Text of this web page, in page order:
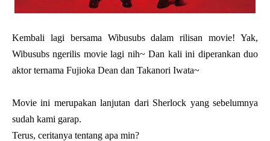
Kembali lagi bersama Wibusubs dalam rilisan movie! Yak,
Wibusubs ngerilis movie lagi nih~ Dan kali ini diperankan duo
aktor ternama Fujioka Dean dan Takanori Iwata~
Movie ini merupakan lanjutan dari Sherlock yang sebelumnya
sudah kami garap.
Terus, ceritanya tentang apa min?